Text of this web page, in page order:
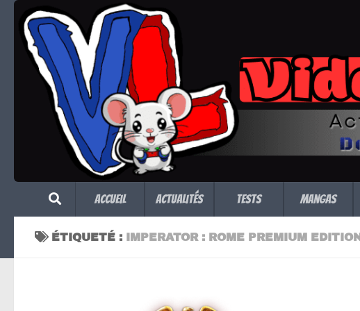
Skip to content
Accueil Actualités Tests Mangas
ÉTIQUETÉ : IMPERATOR : ROME PREMIUM EDITION